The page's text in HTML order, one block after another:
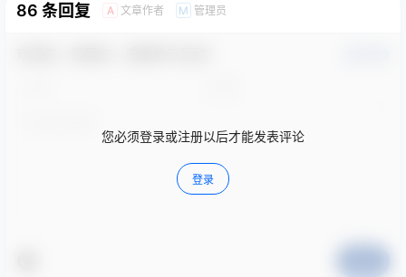
86 条回复 A 文章作者 M 管理员
您必须登录或注册以后才能发表评论
登录